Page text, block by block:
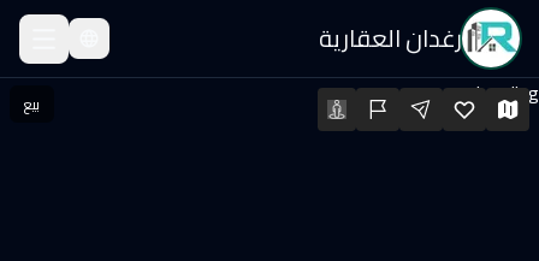
رغدان العقارية
دور للبيع
Loading... بيع